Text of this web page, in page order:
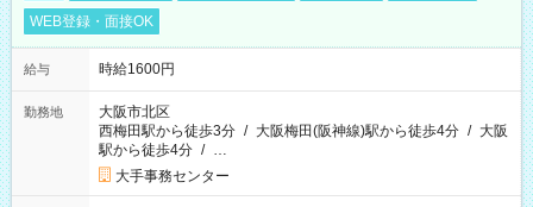
WEB登録・面接OK
給与 時給1600円
勤務地
大阪市北区
西梅田駅から徒歩3分 / 大阪梅田(阪神線)駅から徒歩4分 / 大阪
駅から徒歩4分 / …
大手事務センター